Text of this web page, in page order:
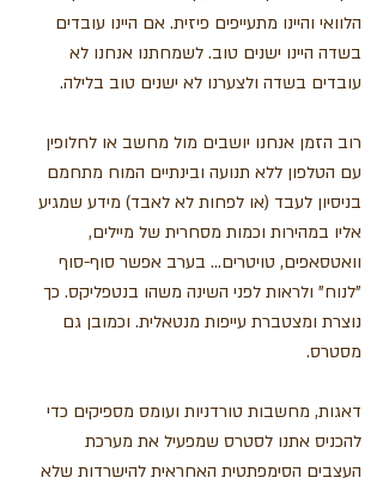
הלוואי והיינו מתעייפים פיזית. אם היינו עובדים
בשדה היינו ישנים טוב. לשמחתנו אנחנו לא
עובדים בשדה ולצערנו לא ישנים טוב בלילה.
רוב הזמן אנחנו יושבים מול מחשב או לחלופין
עם הטלפון ללא תנועה ובינתיים המוח מתחמם
בניסיון לעבד (או לפחות לא לאבד) מידע שמגיע
אליו במהירות וכמות מסחרית של מיילים,
וואטסאפים, טויטרים... בערב אפשר סוף-סוף
"לנוח" ולראות לפני השינה משהו בנטפליקס. כך
נוצרת ומצטברת עייפות מנטאלית. וכמובן גם
מסטרס.
דאגות, מחשבות טורדניות ועומס מספיקים כדי
להכניס אתנו לסטרס שמפעיל את מערכת
העצבים הסימפתטית האחראית להישרדות שלא